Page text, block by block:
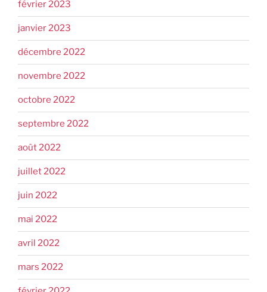
février 2023
janvier 2023
décembre 2022
novembre 2022
octobre 2022
septembre 2022
août 2022
juillet 2022
juin 2022
mai 2022
avril 2022
mars 2022